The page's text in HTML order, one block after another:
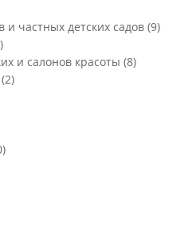
и частных детских садов (9)
и салонов красоты (8)
(2)